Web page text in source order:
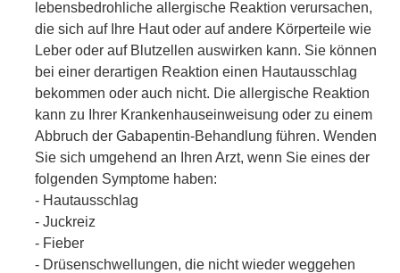
lebensbedrohliche allergische Reaktion verursachen,
die sich auf Ihre Haut oder auf andere Körperteile wie
Leber oder auf Blutzellen auswirken kann. Sie können
bei einer derartigen Reaktion einen Hautausschlag
bekommen oder auch nicht. Die allergische Reaktion
kann zu Ihrer Krankenhauseinweisung oder zu einem
Abbruch der Gabapentin-Behandlung führen. Wenden
Sie sich umgehend an Ihren Arzt, wenn Sie eines der
folgenden Symptome haben:
- Hautausschlag
- Juckreiz
- Fieber
- Drüsenschwellungen, die nicht wieder weggehen